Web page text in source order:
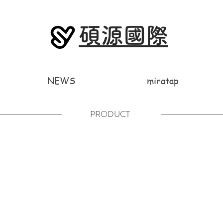
碩源國際
NEWS miratap
PRODUCT